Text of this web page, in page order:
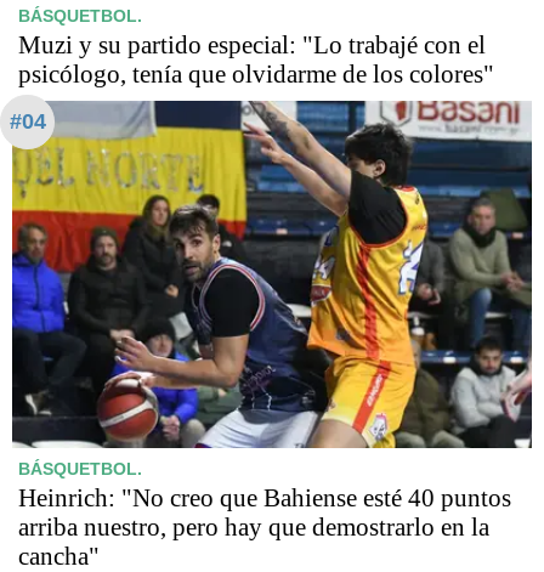
BÁSQUETBOL.
Muzi y su partido especial: "Lo trabajé con el
psicólogo, tenía que olvidarme de los colores"
#04
BÁSQUETBOL.
Heinrich: "No creo que Bahiense esté 40 puntos
arriba nuestro, pero hay que demostrarlo en la
cancha"